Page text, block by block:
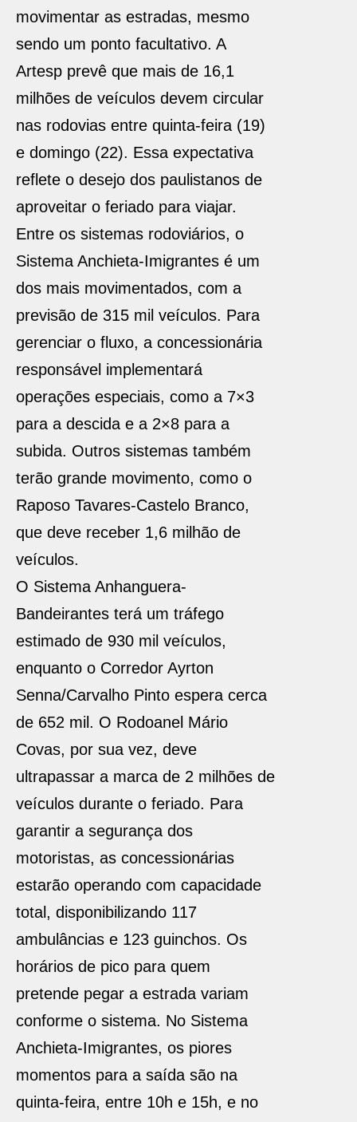
movimentar as estradas, mesmo
sendo um ponto facultativo. A
Artesp prevê que mais de 16,1
milhões de veículos devem circular
nas rodovias entre quinta-feira (19)
e domingo (22). Essa expectativa
reflete o desejo dos paulistanos de
aproveitar o feriado para viajar.
Entre os sistemas rodoviários, o
Sistema Anchieta-Imigrantes é um
dos mais movimentados, com a
previsão de 315 mil veículos. Para
gerenciar o fluxo, a concessionária
responsável implementará
operações especiais, como a 7×3
para a descida e a 2×8 para a
subida. Outros sistemas também
terão grande movimento, como o
Raposo Tavares-Castelo Branco,
que deve receber 1,6 milhão de
veículos.
O Sistema Anhanguera-
Bandeirantes terá um tráfego
estimado de 930 mil veículos,
enquanto o Corredor Ayrton
Senna/Carvalho Pinto espera cerca
de 652 mil. O Rodoanel Mário
Covas, por sua vez, deve
ultrapassar a marca de 2 milhões de
veículos durante o feriado. Para
garantir a segurança dos
motoristas, as concessionárias
estarão operando com capacidade
total, disponibilizando 117
ambulâncias e 123 guinchos. Os
horários de pico para quem
pretende pegar a estrada variam
conforme o sistema. No Sistema
Anchieta-Imigrantes, os piores
momentos para a saída são na
quinta-feira, entre 10h e 15h, e no